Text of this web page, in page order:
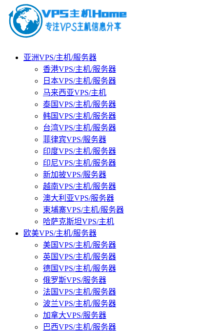
亚洲VPS/主机/服务器
香港VPS/主机/服务器
日本VPS/主机/服务器
马来西亚VPS/主机
泰国VPS/主机/服务器
韩国VPS/主机/服务器
台湾VPS/主机/服务器
菲律宾VPS/服务器
印度VPS/主机/服务器
印尼VPS/主机/服务器
新加披VPS/服务器
越南VPS/主机/服务器
澳大利亚VPS/服务器
柬埔寨VPS/主机/服务器
哈萨克斯坦VPS/主机
欧美VPS/主机/服务器
美国VPS/主机/服务器
英国VPS/主机/服务器
德国VPS/主机/服务器
俄罗斯VPS/服务器
法国VPS/主机/服务器
波兰VPS/主机/服务器
加拿大VPS/服务器
巴西VPS/主机/服务器